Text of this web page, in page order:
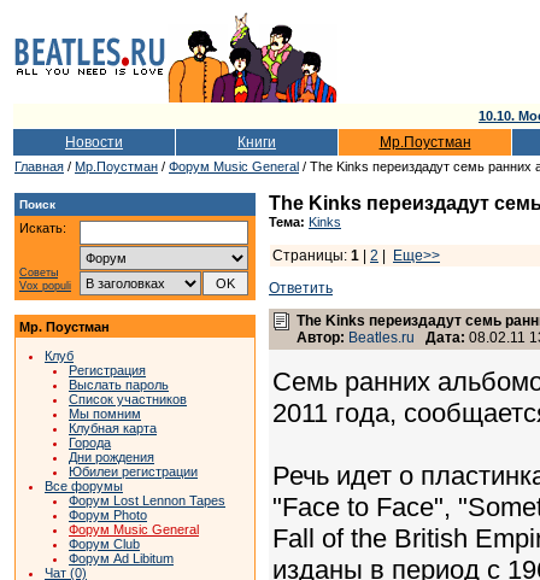
10.10.
Новости Книги Мр.Поустман
Главная / Мр.Поустман / Форум Music General / The Kinks переиздадут семь ранних
Поиск
Искать:
Советы
Vox populi
Мр. Поустман
Клуб
Регистрация
Выслать пароль
Список участников
Мы помним
Клубная карта
Города
Дни рождения
Юбилеи регистрации
Все форумы
Форум Lost Lennon Tapes
Форум Photo
Форум Music General
Форум Club
Форум Ad Libitum
Чат (0)
The Kinks переиздадут
Тема: Kinks
Страницы: 1 2
Еще>>
Ответить
The Kinks переиздадут семь
Автор: Beatles.ru Дата: 08.02.11
Семь ранних
2011 года,
Речь идет о
"Face to Face",
Fall of the British
изданы в период с